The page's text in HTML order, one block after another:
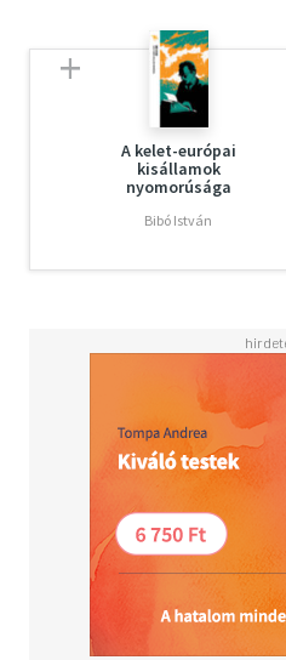
A kelet-európai
kisállamok
nyomorúsága
Bibó István